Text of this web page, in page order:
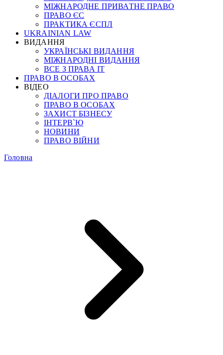
МІЖНАРОДНЕ ПРИВАТНЕ ПРАВО
ПРАВО ЄС
ПРАКТИКА ЄСПЛ
UKRAINIAN LAW
ВИДАННЯ
УКРАЇНСЬКІ ВИДАННЯ
МІЖНАРОДНІ ВИДАННЯ
ВСЕ З ПРАВА ІТ
ПРАВО В ОСОБАХ
ВІДЕО
ДІАЛОГИ ПРО ПРАВО
ПРАВО В ОСОБАХ
ЗАХИСТ БІЗНЕСУ
ІНТЕРВ`Ю
НОВИНИ
ПРАВО ВІЙНИ
Головна